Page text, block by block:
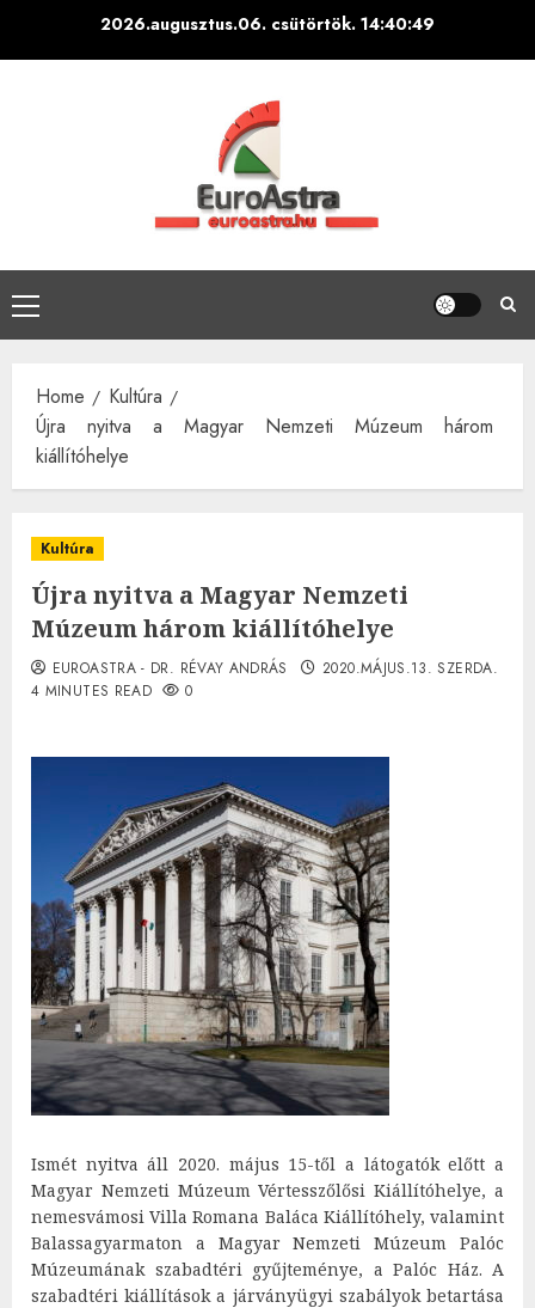
2026.augusztus.06. csütörtök. 14:40:50
Primary
Menu
Home
Kultúra
Újra nyitva a Magyar Nemzeti Múzeum három
kiállítóhelye
Kultúra
Újra nyitva a Magyar Nemzeti
Múzeum három kiállítóhelye
EUROASTRA - DR. RÉVAY ANDRÁS
2020.MÁJUS.13. SZERDA.
4 MINUTES READ
0
Ismét nyitva áll 2020. május 15-től a látogatók előtt a
Magyar Nemzeti Múzeum Vértesszőlősi Kiállítóhelye, a
nemesvámosi Villa Romana Baláca Kiállítóhely, valamint
Balassagyarmaton a Magyar Nemzeti Múzeum Palóc
Múzeumának szabadtéri gyűjteménye, a Palóc Ház. A
szabadtéri kiállítások a járványügyi szabályok betartása